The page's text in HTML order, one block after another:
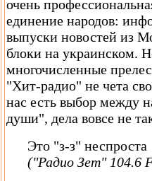
очень
единение народов:
выпуски новостей из
блоки на украинском.
многочисленные
"Хит-радио" не чета
нас есть выбор между
души", дела вовсе не
Это "з-з" неспроста
("Радио Зет" 104.6